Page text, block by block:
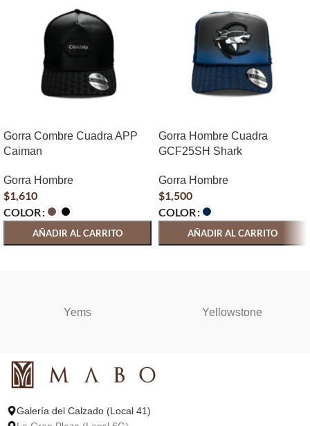
Gorra Combre Cuadra APP
Caiman
Gorra Hombre
$1,610
COLOR
AÑADIR AL CARRITO
Gorra Hombre Cuadra
GCF25SH Shark
Gorra Hombre
$1,500
COLOR
AÑADIR AL CARRITO
Yems Yellowstone
Galería del Calzado (Local 41)